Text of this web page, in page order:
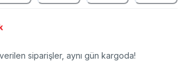
siparişler, aynı gün kargoda!